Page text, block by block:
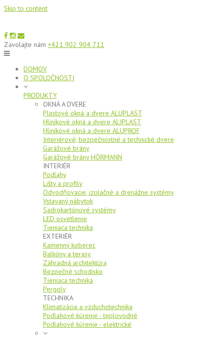
Skip to content
Zavolajte nám +421 902 904 711
DOMOV
O SPOLOČNOSTI
PRODUKTY
OKNÁ A DVERE
Plastové okná a dvere ALUPLAST
Hliníkové okná a dvere ALIPLAST
Hliníkové okná a dvere ALUPROF
Interiérové, bezpečnostné a technické dvere
Garážové brány
Garážové brány HÖRMANN
INTERIÉR
Podlahy
Lišty a profily
Odvodňovacie, izolačné a drenážne systémy
Vstavaný nábytok
Sadrokartónové systémy
LED osvetlenie
Tieniaca technika
EXTERIÉR
Kamenný koberec
Balkóny a terasy
Záhradná architektúra
Bezpečné schodisko
Tieniaca technika
Pergoly
TECHNIKA
Klimatizácia a vzduchotechnika
Podlahové kúrenie - teplovodné
Podlahové kúrenie - elektrické